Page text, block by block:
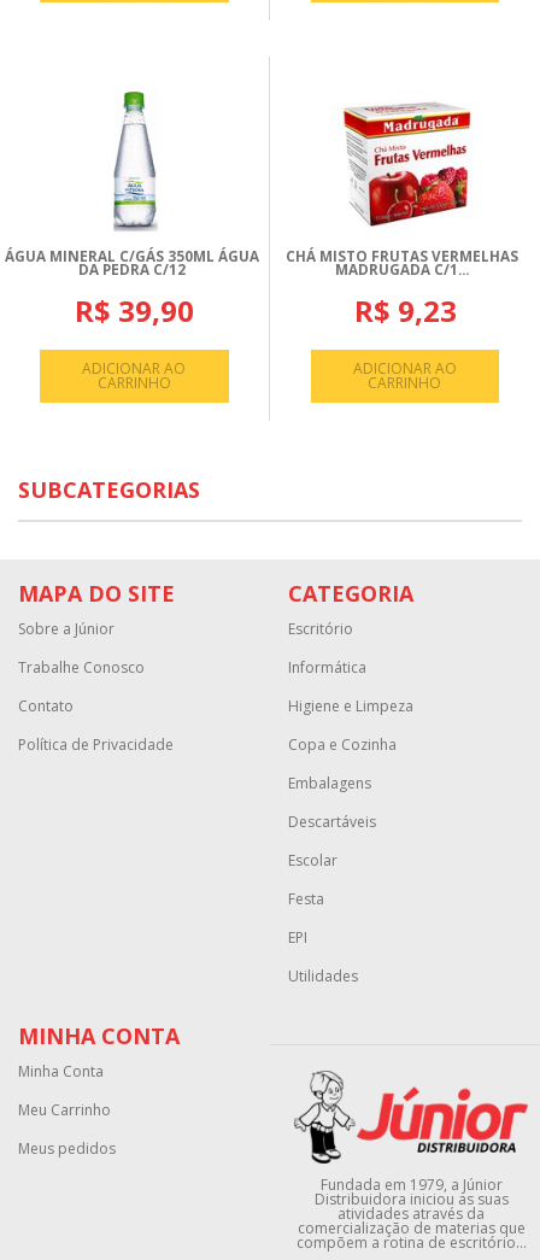
ÁGUA MINERAL C/GÁS 350ML ÁGUA
DA PEDRA C/12
R$ 39,90
ADICIONAR AO
CARRINHO
CHÁ MISTO FRUTAS VERMELHAS
MADRUGADA C/1...
R$ 9,23
ADICIONAR AO
CARRINHO
SUBCATEGORIAS
MAPA DO SITE
Sobre a Júnior
Trabalhe Conosco
Contato
Política de Privacidade
CATEGORIA
Escritório
Informática
Higiene e Limpeza
Copa e Cozinha
Embalagens
Descartáveis
Escolar
Festa
EPI
Utilidades
MINHA CONTA
Minha Conta
Meu Carrinho
Meus pedidos
Fundada em 1979, a Júnior
Distribuidora iniciou as suas
atividades através da
comercialização de materias que
compõem a rotina de escritório...